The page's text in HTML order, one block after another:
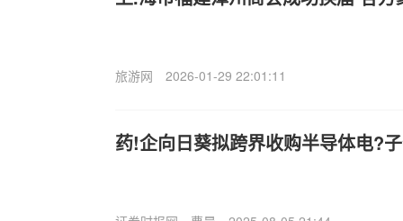
旅游网 2026-01-29 22:01:11
药!企向日葵拟跨界收购半导体电?